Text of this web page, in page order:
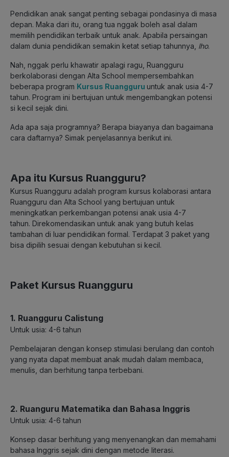
Pendidikan anak sangat penting sebagai pondasinya di masa
depan. Maka dari itu, orang tua nggak boleh asal dalam
memilih pendidikan terbaik untuk anak. Apabila persaingan
dalam dunia pendidikan semakin ketat setiap tahunnya, lho.
Nah, nggak perlu khawatir apalagi ragu, Ruangguru
berkolaborasi dengan Alta School mempersembahkan
beberapa program Kursus Ruangguru untuk anak usia 4-7
tahun. Program ini bertujuan untuk mengembangkan potensi
si kecil sejak dini.
Ada apa saja programnya? Berapa biayanya dan bagaimana
cara daftarnya? Simak penjelasannya berikut ini.
Apa itu Kursus Ruangguru?
Kursus Ruangguru adalah program kursus kolaborasi antara
Ruangguru dan Alta School yang bertujuan untuk
meningkatkan perkembangan potensi anak usia 4-7
tahun. Direkomendasikan untuk anak yang butuh kelas
tambahan di luar pendidikan formal. Terdapat 3 paket yang
bisa dipilih sesuai dengan kebutuhan si kecil.
Paket Kursus Ruangguru
1. Ruangguru Calistung
Untuk usia: 4-6 tahun
Pembelajaran dengan konsep stimulasi berulang dan contoh
yang nyata dapat membuat anak mudah dalam membaca,
menulis, dan berhitung tanpa terbebani.
2. Ruanguru Matematika dan Bahasa Inggris
Untuk usia: 4-6 tahun
Konsep dasar berhitung yang menyenangkan dan memahami
bahasa Inggris sejak dini dengan metode literasi.